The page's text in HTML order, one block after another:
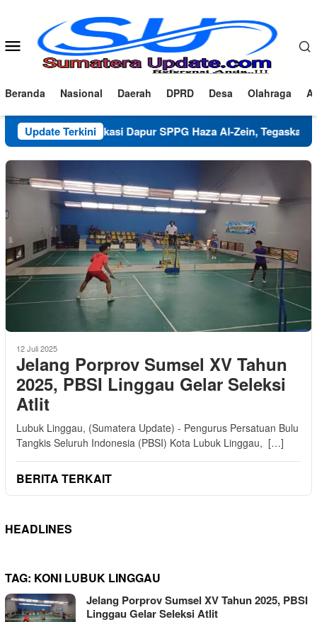
Menu
Mobile
Beranda Nasional Daerah DPRD Desa Olahraga
Update Terkini
Klarifikasi Dapur SPPG Haza Al-Zein, Tegaskan Komitmen
12 Juli 2025
Jelang Porprov Sumsel XV Tahun
2025, PBSI Linggau Gelar Seleksi
Atlit
Lubuk Linggau, (Sumatera Update) - Pengurus Persatuan Bulu
Tangkis Seluruh Indonesia (PBSI) Kota Lubuk Linggau, […]
BERITA TERKAIT
HEADLINES
TAG: KONI LUBUK LINGGAU
Jelang Porprov Sumsel XV Tahun 2025, PBSI
Linggau Gelar Seleksi Atlit